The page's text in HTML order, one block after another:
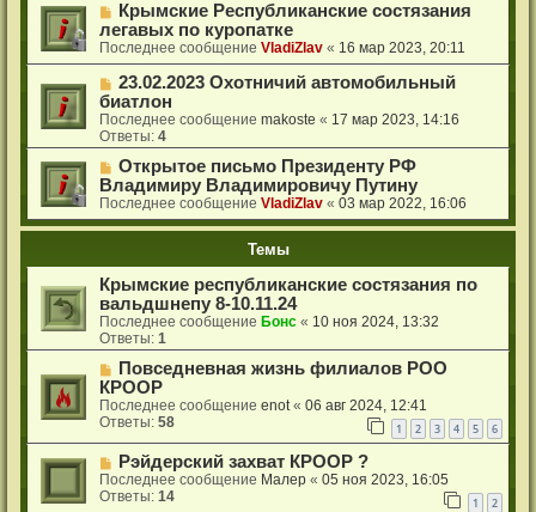
Крымские Республиканские состязания
легавых по куропатке
Последнее сообщениеVladiZlav « 16 мар 2023, 20:11
23.02.2023 Охотничий автомобильный
биатлон
Последнее сообщениеmakoste « 17 мар 2023, 14:16
Ответы:4
Открытое письмо Президенту РФ
Владимиру Владимировичу Путину
Последнее сообщениеVladiZlav «03 мар 2022, 16:06
Темы
Крымские республиканские состязания по
вальдшнепу 8-10.11.24
Последнее сообщение Бонс « 10 ноя 2024, 13:32
Ответы:1
Повседневная жизнь филиалов РОО
КРООР
Последнее сообщениеenot«06 авг 2024, 12:41
Ответы:58 1 2 3 4 5 6
Рэйдерский захват КРООР ?
Последнее сообщение Малер «05 ноя 2023, 16:05
Ответы:14 1 2